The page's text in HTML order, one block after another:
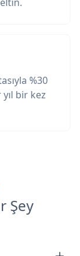
%30
bir kez
Şey